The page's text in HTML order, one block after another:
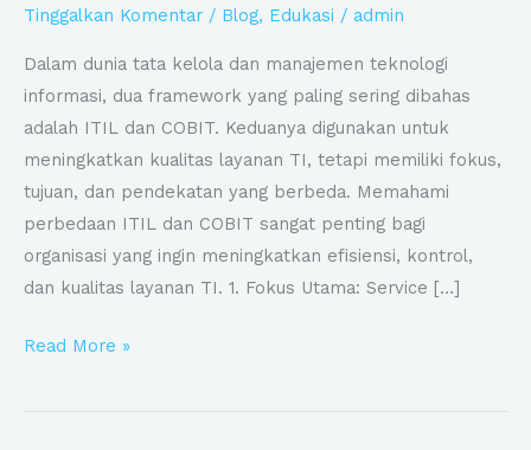
Tinggalkan Komentar / Blog, Edukasi / admin
Dalam dunia tata kelola dan manajemen teknologi
informasi, dua framework yang paling sering dibahas
adalah ITIL dan COBIT. Keduanya digunakan untuk
meningkatkan kualitas layanan TI, tetapi memiliki fokus,
tujuan, dan pendekatan yang berbeda. Memahami
perbedaan ITIL dan COBIT sangat penting bagi
organisasi yang ingin meningkatkan efisiensi, kontrol,
dan kualitas layanan TI. 1. Fokus Utama: Service […]
Read More »